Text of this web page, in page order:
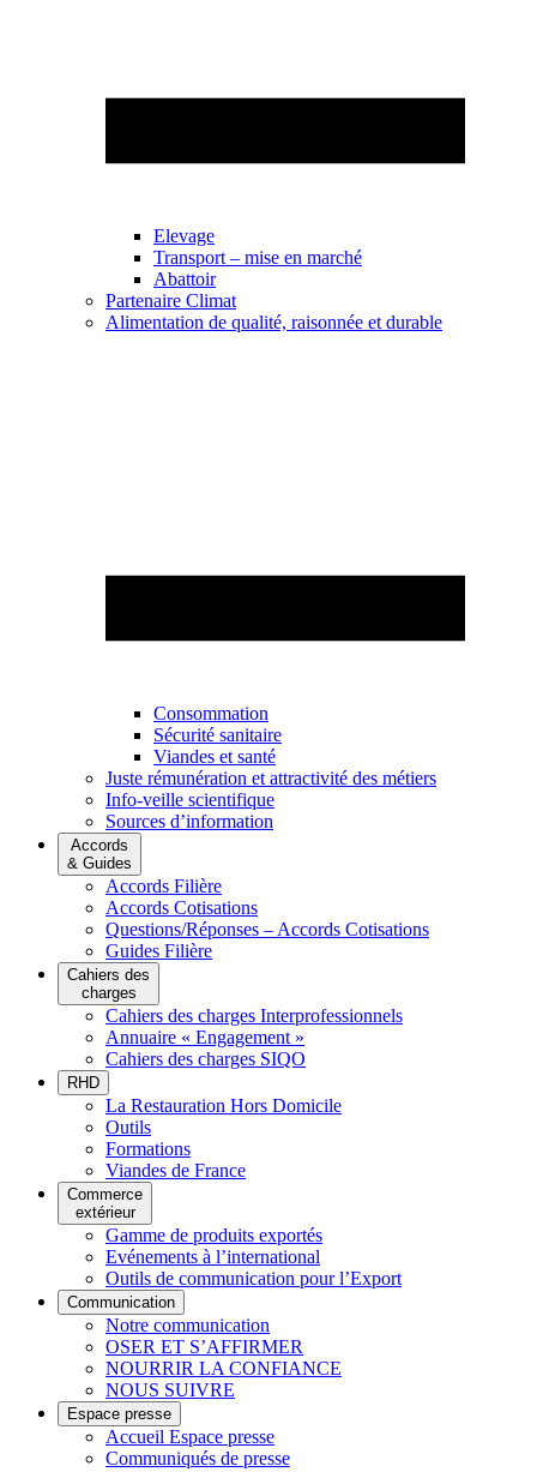
Elevage
Transport – mise en marché
Abattoir
Partenaire Climat
Alimentation de qualité, raisonnée et durable
Consommation
Sécurité sanitaire
Viandes et santé
Juste rémunération et attractivité des métiers
Info-veille scientifique
Sources d’information
Accords
& Guides
Accords Filière
Accords Cotisations
Questions/Réponses – Accords Cotisations
Guides Filière
Cahiers des
charges
Cahiers des charges Interprofessionnels
Annuaire « Engagement »
Cahiers des charges SIQO
RHD
La Restauration Hors Domicile
Outils
Formations
Viandes de France
Commerce
extérieur
Gamme de produits exportés
Evénements à l’international
Outils de communication pour l’Export
Communication
Notre communication
OSER ET S’AFFIRMER
NOURRIR LA CONFIANCE
NOUS SUIVRE
Espace presse
Accueil Espace presse
Communiqués de presse